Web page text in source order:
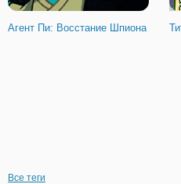
Агент Пи: Восстание Шпиона
Все теги